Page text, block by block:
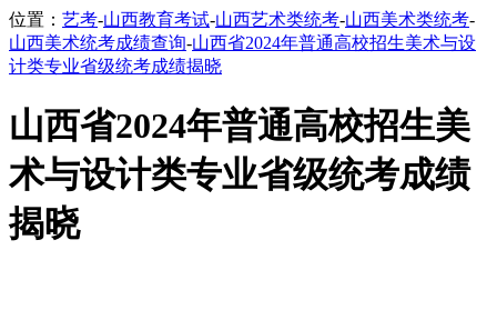
位置： 艺考-山西教育考试-山西艺术类统考-山西美术类统考-
山西美术统考成绩查询-山西省2024年普通高校招生美术与设
计类专业省级统考成绩揭晓
山西省2024年普通高校招生美
术与设计类专业省级统考成绩
揭晓